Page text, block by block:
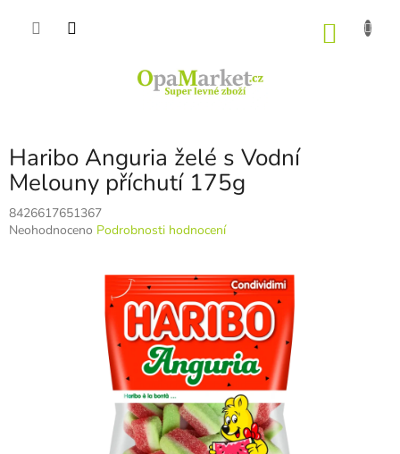
Haribo Anguria želé s Vodní
Melouny příchutí 175g
8426617651367
Průměrné
Neohodnoceno Podrobnosti hodnocení